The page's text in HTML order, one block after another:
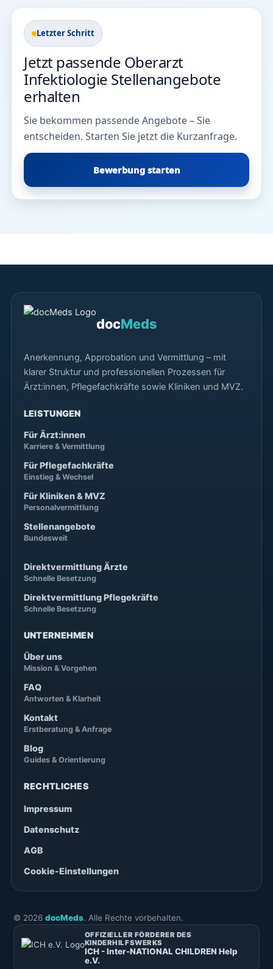
Letzter Schritt
Jetzt passende Oberarzt
Infektiologie Stellenangebote
erhalten
Sie bekommen passende Angebote – Sie
entscheiden. Starten Sie jetzt die Kurzanfrage.
Bewerbung starten
docMeds
Anerkennung, Approbation und Vermittlung – mit
klarer Struktur und professionellen Prozessen für
Ärzt:innen, Pflegefachkräfte sowie Kliniken und MVZ.
LEISTUNGEN
Für Ärzt:innen
Karriere & Vermittlung
Für Pflegefachkräfte
Einstieg & Wechsel
Für Kliniken & MVZ
Personalvermittlung
Stellenangebote
Bundesweit
Direktvermittlung Ärzte
Schnelle Besetzung
Direktvermittlung Pflegekräfte
Schnelle Besetzung
UNTERNEHMEN
Über uns
Mission & Vorgehen
FAQ
Antworten & Klarheit
Kontakt
Erstberatung & Anfrage
Blog
Guides & Orientierung
RECHTLICHES
Impressum
Datenschutz
AGB
Cookie-Einstellungen
© 2026 docMeds. Alle Rechte vorbehalten.
OFFIZIELLER FÖRDERER DES
KINDERHILFSWERKS
ICH - Inter-NATIONAL CHILDREN Help
e.V.